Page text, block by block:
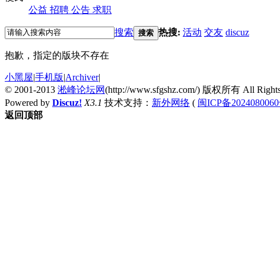
公益 招聘 公告 求职
搜索 搜索 热搜: 活动 交友 discuz
抱歉，指定的版块不存在
小黑屋|手机版|Archiver|
© 2001-2013 淞峰论坛网(http://www.sfgshz.com/) 版权所有 All
Powered by Discuz! X3.1 技术支持： 新外网络 ( 闽ICP备
返回顶部